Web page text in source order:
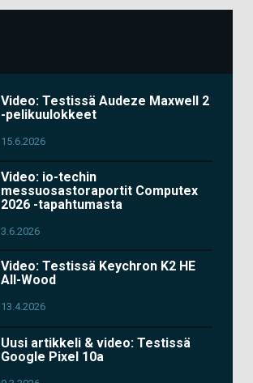
Video: Testissä Audeze Maxwell 2
-pelikuulokkeet
15.6.2026
Video: io-techin
messuosastoraportit Computex
2026 -tapahtumasta
3.6.2026
Video: Testissä Keychron K2 HE
All-Wood
13.4.2026
Uusi artikkeli & video: Testissä
Google Pixel 10a